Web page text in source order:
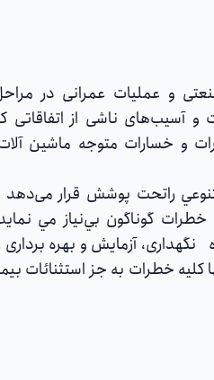
و عملیات عمرانی در
آسیب‌های ناشی از اتفاقاتی
و خسارات متوجه ماشین
راتحت پوشش قرار می‌دهد
خطرات گوناگون بي‌نياز مي
آزمایش و بهره برداری
خطرات به جز استثنائات